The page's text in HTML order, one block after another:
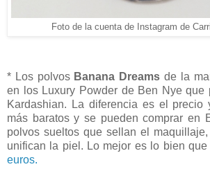
Foto de la cuenta de Instagram de
* Los polvos Banana Dreams de la
en los Luxury Powder de Ben Nye que
Kardashian. La diferencia es el precio
más baratos y se pueden comprar en
polvos sueltos que sellan el
unifican la piel. Lo mejor es lo bien que
euros.